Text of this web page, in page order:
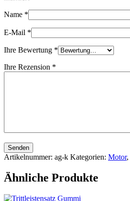
Name *
E-Mail *
Ihre Bewertung *
Ihre Rezension *
Senden
Artikelnummer: ag-k Kategorien: Motor,
Ähnliche Produkte